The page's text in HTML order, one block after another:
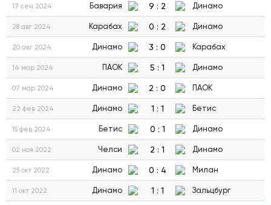
17 сен 2024 Бавария 9 : 2 Динамо
28 авг 2024 Карабах 0 : 2 Динамо
20 авг 2024 Динамо 3 : 0 Карабах
14 мар 2024 ПАОК 5 : 1 Динамо
07 мар 2024 Динамо 2 : 0 ПАОК
22 фев 2024 Динамо 1 : 1 Бетис
15 фев 2024 Бетис 0 : 1 Динамо
02 ноя 2022 Челси 2 : 1 Динамо
25 окт 2022 Динамо 0 : 4 Милан
11 окт 2022 Динамо 1 : 1 Зальцбург